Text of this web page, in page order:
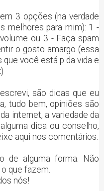
3 opções (na verdade
melhores para mim): 1 -
ou 3 - Faça spam
o gosto amargo (essa
você está p da vida e
são dicas que eu
tudo bem, opiniões são
internet, a variedade da
dica ou conselho,
aqui nos comentários.
de alguma forma. Não
que fazem.
nós!